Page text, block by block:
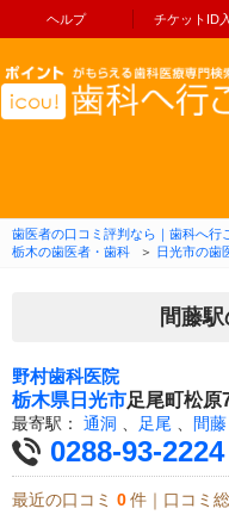
ヘルプ チケットID
歯医者の口コミ評判なら｜歯科へ行
栃木の歯医者・歯科
＞ 日光市の歯
間藤
野村歯科医院
栃木県 日光市足尾町松原
最寄駅： 通洞 足尾 間藤
0288-93-2224
最近の口コミ 0 件｜口コミ